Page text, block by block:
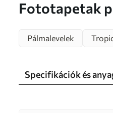
Fototapetak
Pálmalevelek
Specifikációk és